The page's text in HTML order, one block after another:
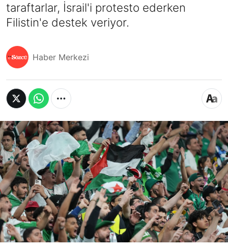
taraftarlar, İsrail'i protesto ederken
Filistin'e destek veriyor.
Haber Merkezi